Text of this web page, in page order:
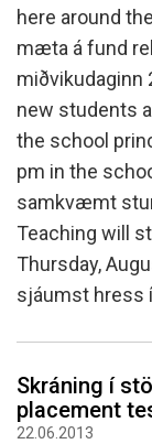
here around
mæta á fund
miðvikudaginn
new students
the school
pm in the
samkvæmt
Teaching will
Thursday,
sjáumst hress
Skráning í
placement
22.06.2013